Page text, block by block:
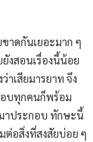
าดกันเยอะมาก ๆ
งสอนเรื่องนี้น้อย
าเสียมารยาท จึง
อบทุกคนก็พร้อม
าประกอบ ทักษะนี้
ต่อสิ่งที่สงสัยบ่อย ๆ